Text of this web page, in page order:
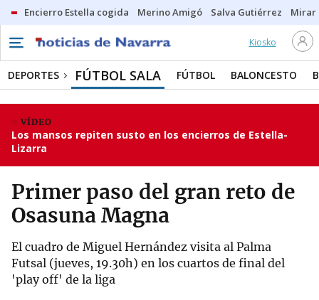
Encierro Estella cogida Merino Amigó Salva Gutiérrez Mirar
Kiosko
DEPORTES FÚTBOL SALA FÚTBOL BALONCESTO
VÍDEO
Los mansos repiten susto en los encierros de Estella-
Lizarra
Primer paso del gran reto de
Osasuna Magna
El cuadro de Miguel Hernández visita al Palma
Futsal (jueves, 19.30h) en los cuartos de final del
'play off' de la liga